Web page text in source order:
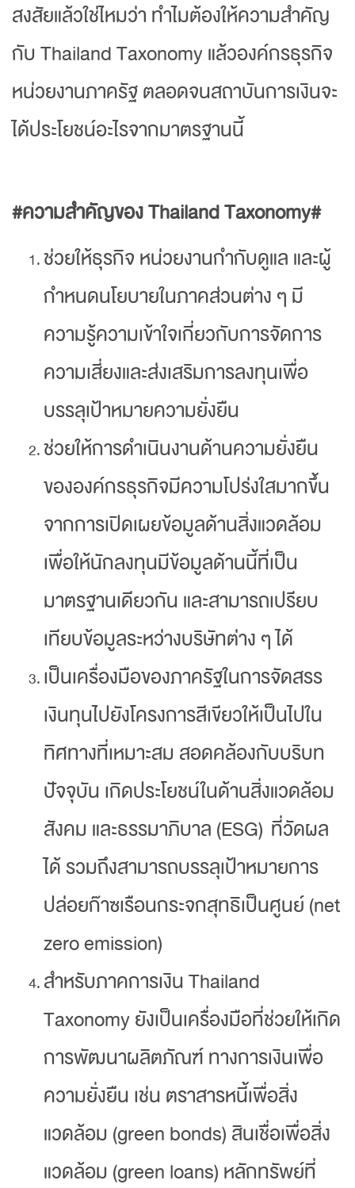
สงสัยแล้วใช่ไหมว่า ทำไมต้องให้ความสำคัญ
กับ Thailand Taxonomy แล้วองค์กรธุรกิจ
หน่วยงานภาครัฐ ตลอดจนสถาบันการเงินจะ
ได้ประโยชน์อะไรจากมาตรฐานนี้
#ความสำคัญของ Thailand Taxonomy#
ช่วยให้ธุรกิจ หน่วยงานกำกับดูแล และผู้
กำหนดนโยบายในภาคส่วนต่าง ๆ มี
ความรู้ความเข้าใจเกี่ยวกับการจัดการ
ความเสี่ยงและส่งเสริมการลงทุนเพื่อ
บรรลุเป้าหมายความยั่งยืน
ช่วยให้การดำเนินงานด้านความยั่งยืน
ขององค์กรธุรกิจมีความโปร่งใสมากขึ้น
จากการเปิดเผยข้อมูลด้านสิ่งแวดล้อม
เพื่อให้นักลงทุนมีข้อมูลด้านนี้ที่เป็น
มาตรฐานเดียวกัน และสามารถเปรียบ
เทียบข้อมูลระหว่างบริษัทต่าง ๆ ได้
เป็นเครื่องมือของภาครัฐในการจัดสรร
เงินทุนไปยังโครงการสีเขียวให้เป็นไปใน
ทิศทางที่เหมาะสม สอดคล้องกับบริบท
ปัจจุบัน เกิดประโยชน์ในด้านสิ่งแวดล้อม
สังคม และธรรมาภิบาล (ESG) ที่วัดผล
ได้ รวมถึงสามารถบรรลุเป้าหมายการ
ปล่อยก๊าซเรือนกระจกสุทธิเป็นศูนย์ (net
zero emission)
สำหรับภาคการเงิน Thailand
Taxonomy ยังเป็นเครื่องมือที่ช่วยให้เกิด
การพัฒนาผลิตภัณฑ์ ทางการเงินเพื่อ
ความยั่งยืน เช่น ตราสารหนี้เพื่อสิ่ง
แวดล้อม (green bonds) สินเชื่อเพื่อสิ่ง
แวดล้อม (green loans) หลักทรัพย์ที่